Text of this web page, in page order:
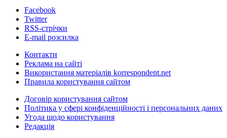
Facebook
Twitter
RSS-стрічки
E-mail розсилка
Контакти
Реклама на сайті
Використання матеріалів korrespondent.net
Правила користування сайтом
Договір користування сайтом
Політика у сфері конфіденційності і персональних даних
Угода щодо користування
Редакція